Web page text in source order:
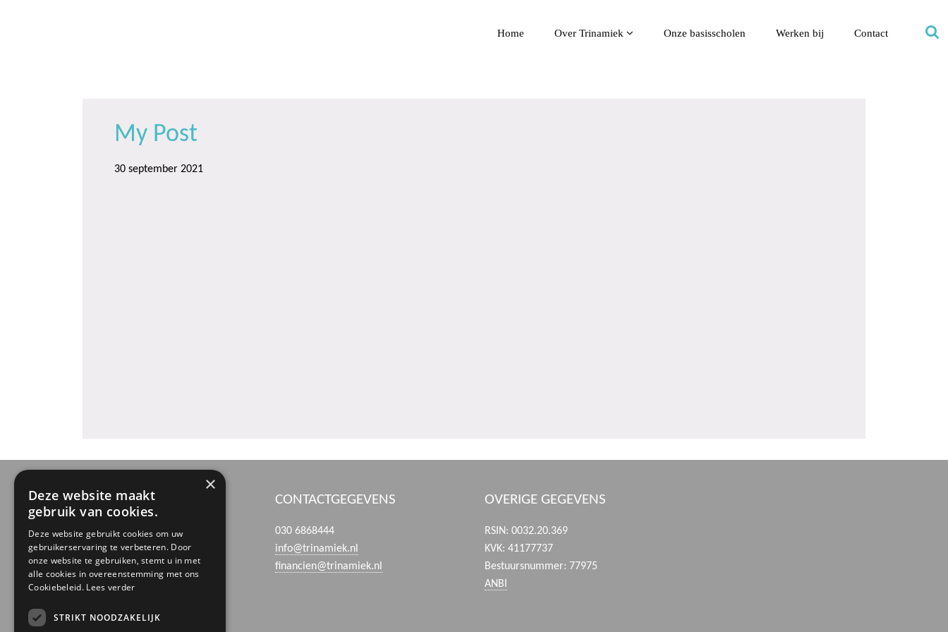
Home Over Trinamiek Onze basisscholen Werken bij Contact
My Post
30 september 2021
BEZOEK- EN POSTADRES
Boerhaaveweg 39
3401 MN IJsselstein
CONTACTGEGEVENS
030 6868444
info@trinamiek.nl
financien@trinamiek.nl
OVERIGE GEGEVENS
RSIN: 0032.20.369
KVK: 41177737
Bestuursnummer: 77975
ANBI
×
Deze website maakt
gebruik van cookies.
Deze website gebruikt cookies om uw
gebruikerservaring te verbeteren. Door
onze website te gebruiken, stemt u in met
alle cookies in overeenstemming met ons
Cookiebeleid. Lees verder
STRIKT NOODZAKELIJK